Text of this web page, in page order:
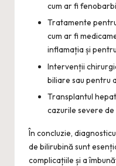
cum ar fi
Tratamente
cum ar fi
inflamația și
Intervenții
biliare sau pentru
Transplantul
cazurile severe
În concluzie,
de bilirubină sunt
complicațiile și a